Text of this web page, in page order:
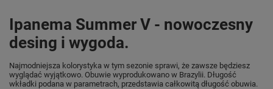
Ipanema Summer V - nowoczesny
desing i wygoda.
Najmodniejsza kolorystyka w tym sezonie sprawi, że zawsze będziesz
wyglądać wyjątkowo. Obuwie wyprodukowano w Brazylii. Długość
wkładki podana w parametrach, przedstawia całkowitą długość obuwia.